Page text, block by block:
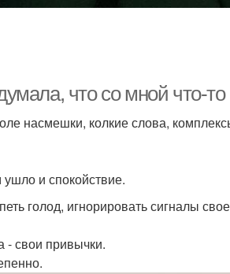
что со мной что-то
насмешки, колкие слова,
и спокойствие.
голод, игнорировать сигналы
- свои привычки.